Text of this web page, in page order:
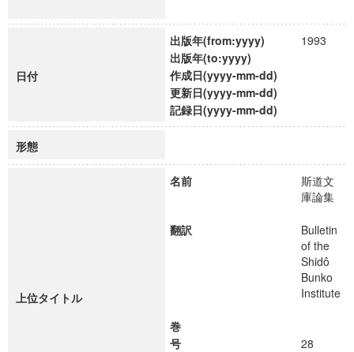
日付
出版年(from:yyyy)
1993
出版年(to:yyyy)
作成日(yyyy-mm-dd)
更新日(yyyy-mm-dd)
記録日(yyyy-mm-dd)
形態
上位タイトル
名前
斯道文
庫論集
翻訳
Bulletin
of the
Shidô
Bunko
Institute
巻
号
28